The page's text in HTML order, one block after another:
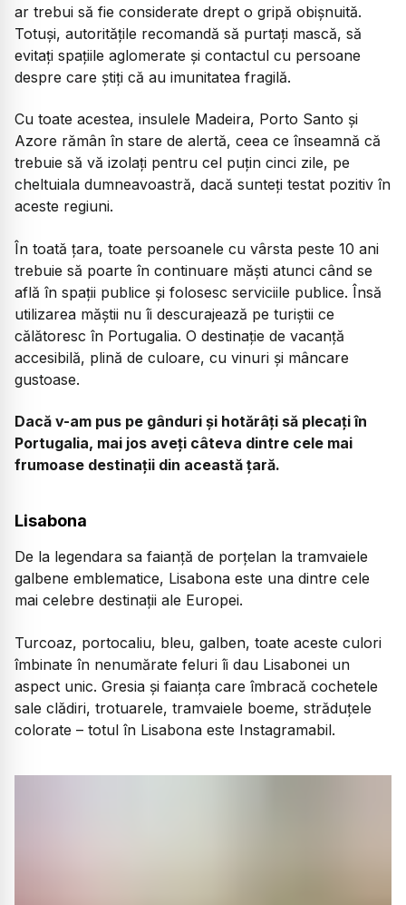
ar trebui să fie considerate drept o gripă obișnuită.
Totuși, autoritățile recomandă să purtați mască, să
evitați spațiile aglomerate și contactul cu persoane
despre care știți că au imunitatea fragilă.
Cu toate acestea, insulele Madeira, Porto Santo și
Azore rămân în stare de alertă, ceea ce înseamnă că
trebuie să vă izolați pentru cel puțin cinci zile, pe
cheltuiala dumneavoastră, dacă sunteți testat pozitiv în
aceste regiuni.
În toată țara, toate persoanele cu vârsta peste 10 ani
trebuie să poarte în continuare măști atunci când se
află în spații publice și folosesc serviciile publice. Însă
utilizarea măștii nu îi descurajează pe turiștii ce
călătoresc în Portugalia. O destinație de vacanță
accesibilă, plină de culoare, cu vinuri și mâncare
gustoase.
Dacă v-am pus pe gânduri și hotărâți să plecați în
Portugalia, mai jos aveți câteva dintre cele mai
frumoase destinații din această țară.
Lisabona
De la legendara sa faianță de porțelan la tramvaiele
galbene emblematice, Lisabona este una dintre cele
mai celebre destinații ale Europei.
Turcoaz, portocaliu, bleu, galben, toate aceste culori
îmbinate în nenumărate feluri îi dau Lisabonei un
aspect unic. Gresia și faianța care îmbracă cochetele
sale clădiri, trotuarele, tramvaiele boeme, străduțele
colorate – totul în Lisabona este Instagramabil.